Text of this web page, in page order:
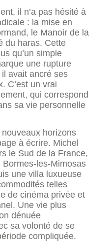
il n’a pas hésité à
: la mise en
le Manoir de la
du haras. Cette
qu’un simple
une rupture
avait ancré ses
C’est un vrai
qui correspond
sa vie personnelle
horizons
à écrire. Michel
le Sud de la France,
les-Mimosas
une villa luxueuse
telles
de cinéma privée et
Une vie plus
dénuée
sa volonté de se
compliquée.